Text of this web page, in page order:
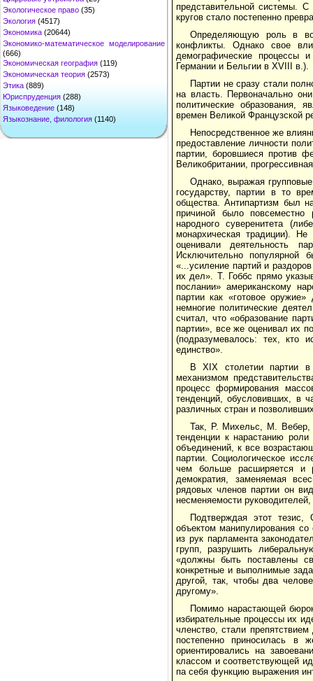
Экологическое право (35)
Экология (4517)
Экономика (20644)
Экономико-математическое моделирование
(666)
Экономическая география (119)
Экономическая теория (2573)
Этика (889)
Юриспруденция (288)
Языковедение (148)
Языкознание, филология (1140)
представительной системы.
кругов стало постепенно
Определяющую роль в
конфликты. Однако свое
демографические процессы
Германии и Бельгии в XVIII в.).
Партии не сразу стали
на власть. Первоначально
политические образования,
времен Великой Французской
Непосредственное же
предоставление личности
партии, боровшиеся против
Великобритании,
Однако, выражая
государству, партии в то
общества. Антипартизм был
причиной было повсеместно
народного суверенитета
монархическая традиции).
оценивали деятельность
Исключительно популярной
«...усиление партий и
их дел». Т. Гоббс прямо
послании» американскому
партии как «готовое
немногие политические
считал, что «образование
партии», все же оценивал их
(подразумевалось: тех, кто
единство».
В XIX столетии партии
механизмом
процесс формирования
тенденций, обусловивших, в
различных стран и
Так, Р. Михельс, М. Вебер,
тенденции к нарастанию
объединений, к все
партии. Социологическое
чем больше расширяется и
демократия, заменяемая
рядовых членов партии он
несменяемости
Подтверждая этот тезис,
объектом манипулирования
из рук парламента
групп, разрушить
«должны быть поставлены
конкретные и выполнимые
другой, так, чтобы два
другому».
Помимо нарастающей
избирательные процессы их
членство, стали
постепенно приносилась в
ориентировались на
классом и соответствующей
па себя функцию выражения